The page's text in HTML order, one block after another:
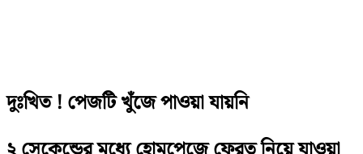
দুঃখিত ! পেজটি খুঁজে পাওয়া যায়নি